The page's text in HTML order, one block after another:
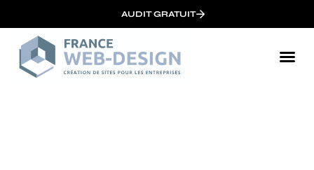
AUDIT GRATUIT